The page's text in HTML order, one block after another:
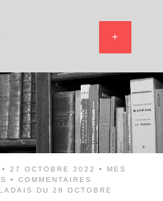
• 27 OCTOBRE 2022 •
MES
• COMMENTAIRES
DU 28 OCTOBRE